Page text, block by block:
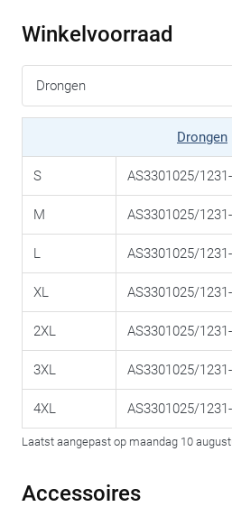
Winkelvoorraad
Drongen
S AS3301025/
M AS3301025/
L AS3301025/1231-
XL AS3301025/1231-
2XL AS3301025/1231-
3XL AS3301025/1231-
4XL AS3301025/1231-
Laatst aangepast op maandag 10
Accessoires